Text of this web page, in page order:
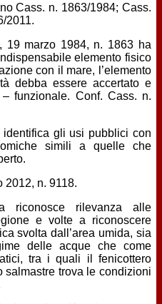
Cass. n. 1863/1984; Cass.
2011.
19 marzo 1984, n. 1863 ha
elemento fisico
con il mare, l’elemento
debba essere accertato e
funzionale. Conf. Cass. n.
gli usi pubblici con
simili a quelle che
2012, n. 9118.
riconosce rilevanza alle
e volte a riconoscere
svolta dall’area umida, sia
delle acque che come
tra i quali il fenicottero
salmastre trova le condizioni